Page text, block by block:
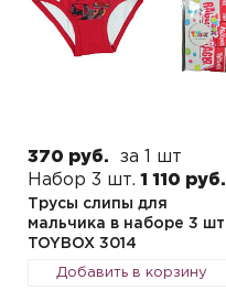
370 руб.
за 1 шт
Набор 3 шт. 1 110 руб.
Трусы слипы для
мальчика в наборе 3 шт
TOYBOX 3014
Добавить в корзину